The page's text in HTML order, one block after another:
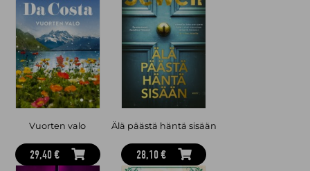
Vuorten valo
29,40 €
Älä päästä häntä sisään
28,10 €